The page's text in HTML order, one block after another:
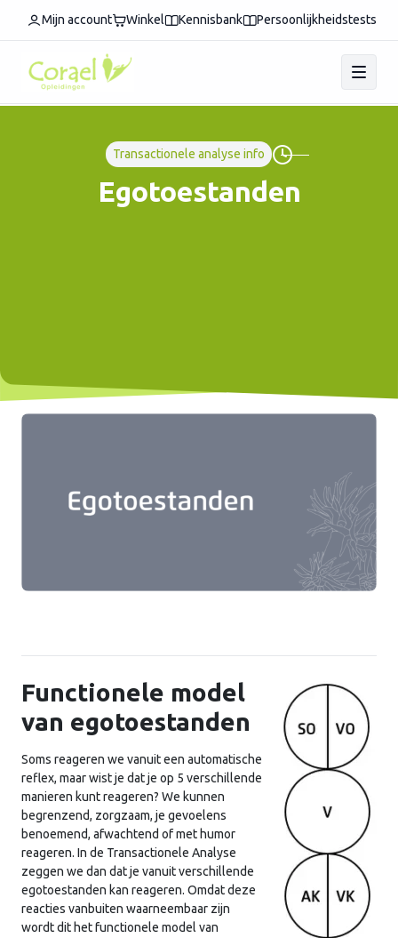
Mijn account Winkel Kennisbank Persoonlijkheidstests
Transactionele analyse info
Egotoestanden
Functionele model
van egotoestanden
Soms reageren we vanuit een automatische
reflex, maar wist je dat je op 5 verschillende
manieren kunt reageren? We kunnen
begrenzend, zorgzaam, je gevoelens
benoemend, afwachtend of met humor
reageren. In de Transactionele Analyse
zeggen we dan dat je vanuit verschillende
egotoestanden kan reageren. Omdat deze
reacties vanbuiten waarneembaar zijn
wordt dit het functionele model van